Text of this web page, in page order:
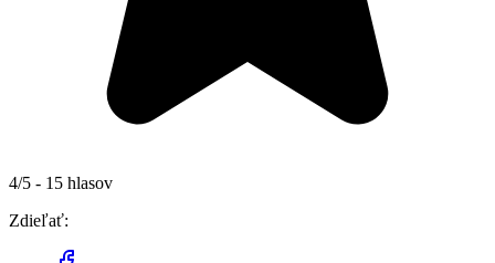
4/5 - 15 hlasov
Zdieľať: